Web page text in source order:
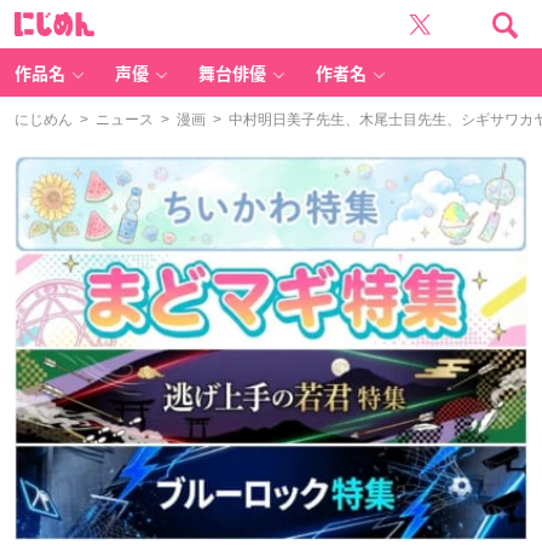
作品名 声優 舞台俳優 作者名
にじめん > ニュース > 漫画 > 中村明日美子先生、木尾士目先生、シギサワカ